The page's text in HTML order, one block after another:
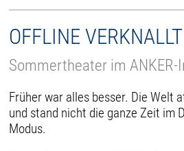
OFFLINE VERKNALLT
Sommertheater im ANKER-
Früher war alles besser. Die Welt
und stand nicht die ganze Zeit im
Modus.